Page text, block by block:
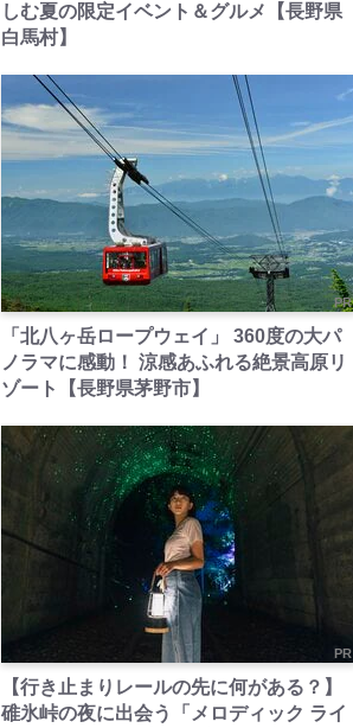
しむ夏の限定イベント＆グルメ【長野県
白馬村】
PR
「北八ヶ岳ロープウェイ」 360度の大パ
ノラマに感動！ 涼感あふれる絶景高原リ
ゾート【長野県茅野市】
PR
【行き止まりレールの先に何がある？】
碓氷峠の夜に出会う「メロディック ライ